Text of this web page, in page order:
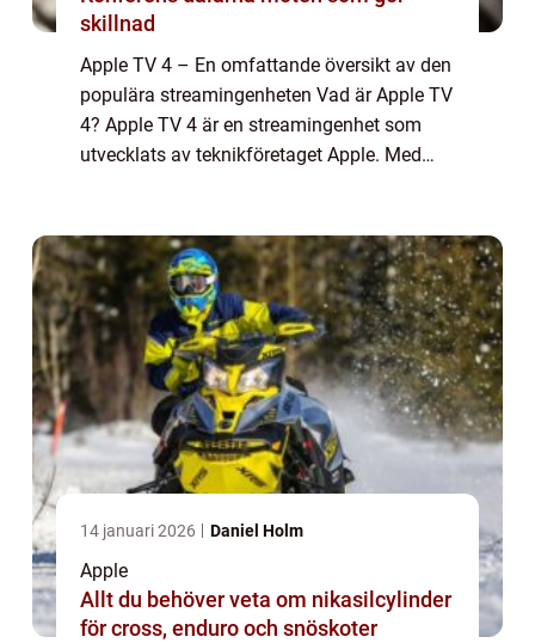
skillnad
Apple TV 4 – En omfattande översikt av den
populära streamingenheten Vad är Apple TV
4? Apple TV 4 är en streamingenhet som
utvecklats av teknikföretaget Apple. Med
14 januari 2026 Daniel Holm
Apple
Allt du behöver veta om nikasilcylinder
för cross, enduro och snöskoter